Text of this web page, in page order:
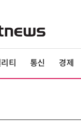
티 통신 경제